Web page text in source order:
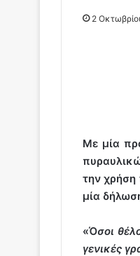
2
Με μία
την χρήση
μία
«Όσοι
γενικές